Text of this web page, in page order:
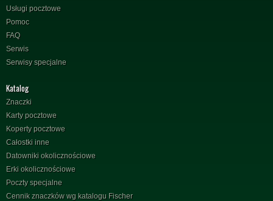
Usługi pocztowe
Pomoc
FAQ
Serwis
Serwisy specjalne
Katalog
Znaczki
Karty pocztowe
Koperty pocztowe
Całostki inne
Datowniki okolicznościowe
Erki okolicznościowe
Poczty specjalne
Cennik znaczków wg katalogu Fischer